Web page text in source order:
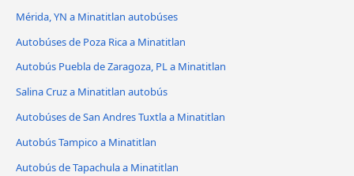
Mérida, YN a Minatitlan autobúses
Autobúses de Poza Rica a Minatitlan
Autobús Puebla de Zaragoza, PL a Minatitlan
Salina Cruz a Minatitlan autobús
Autobúses de San Andres Tuxtla a Minatitlan
Autobús Tampico a Minatitlan
Autobús de Tapachula a Minatitlan